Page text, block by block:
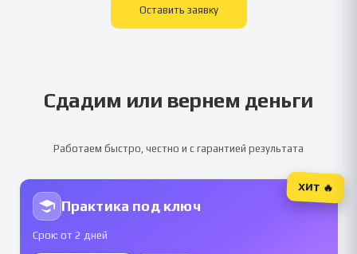
Оставить заявку
Сдадим или вернем деньги
Работаем быстро, честно и с гарантией результата
Практика под ключ
Срок: от 2 дней
ХИТ 🔥